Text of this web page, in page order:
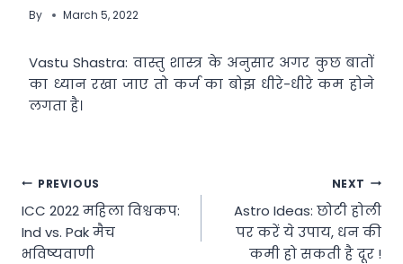
By March 5, 2022
Vastu Shastra: वास्तु शास्त्र के अनुसार अगर कुछ बातों
का ध्यान रखा जाए तो कर्ज का बोझ धीरे-धीरे कम होने
लगता है।
Post
navigation
PREVIOUS
ICC 2022 महिला विश्वकप:
Ind vs. Pak मैच
भविष्यवाणी
NEXT
Astro Ideas: छोटी होली
पर करें ये उपाय, धन की
कमी हो सकती है दूर !